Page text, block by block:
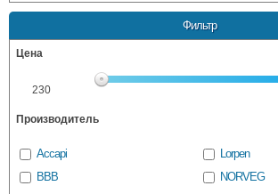
Фильтр
Цена
230
Производитель
Accapi
BBB
Lorpen
NORVEG